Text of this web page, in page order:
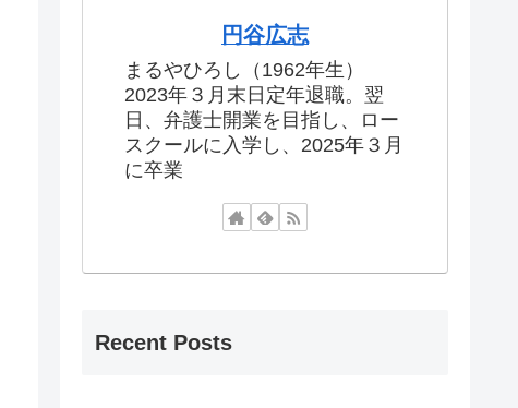
円谷広志
まるやひろし（1962年生）
2023年３月末日定年退職。翌
日、弁護士開業を目指し、ロー
スクールに入学し、2025年３月
に卒業
Recent Posts